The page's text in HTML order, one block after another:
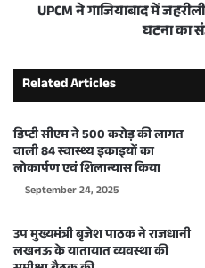
UPCM ने गाजियाबाद में
घटना का
Related Articles
डिप्टी सीएम ने 500 करोड़ की लागत
वाली 84 स्वास्थ्य इकाइयों का
लोकार्पण एवं शिलान्यास किया
September 24, 2025
उप मुख्यमंत्री बृजेश पाठक ने राजधानी
लखनऊ के यातायात व्यवस्था की